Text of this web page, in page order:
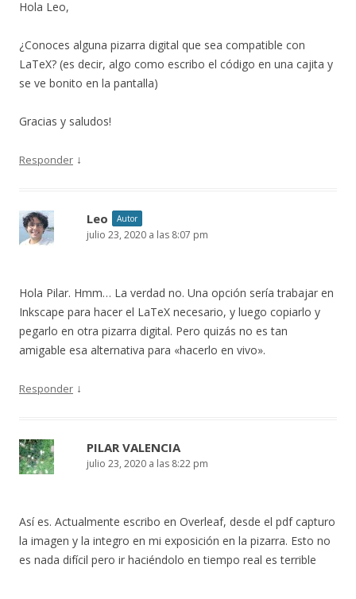
Hola Leo,
¿Conoces alguna pizarra digital que sea compatible con
LaTeX? (es decir, algo como escribo el código en una cajita y
se ve bonito en la pantalla)
Gracias y saludos!
Responder ↓
Leo Autor
julio 23, 2020 a las 8:07 pm
Hola Pilar. Hmm… La verdad no. Una opción sería trabajar en
Inkscape para hacer el LaTeX necesario, y luego copiarlo y
pegarlo en otra pizarra digital. Pero quizás no es tan
amigable esa alternativa para «hacerlo en vivo».
Responder ↓
PILAR VALENCIA
julio 23, 2020 a las 8:22 pm
Así es. Actualmente escribo en Overleaf, desde el pdf capturo
la imagen y la integro en mi exposición en la pizarra. Esto no
es nada difícil pero ir haciéndolo en tiempo real es terrible